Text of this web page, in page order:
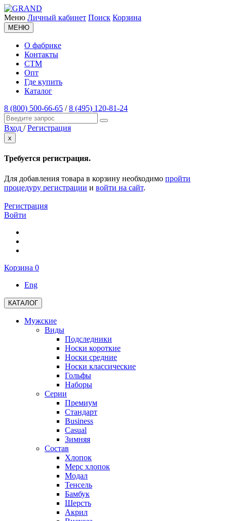
Меню Личный кабинет Поиск Корзина
МЕНЮ
О фабрике
Контакты
СТМ
Опт
Где купить
Каталог
8 (800) 500-66-65 /8 (495) 120-81-24
Вход / Регистрация
x
Требуется регистрация.
Для добавления товара в корзину необходимо пройти
процедуру регистрации и войти на сайт.
Регистрация
Войти
Корзина 0
Eng
КАТАЛОГ
Мужские
Виды
Подследники
Носки короткие
Носки средние
Носки классические
Гольфы
Наборы
Серии
Премиум
Стандарт
Business
Casual
Зимняя
Состав
Хлопок
Мерс хлопок
Модал
Тенсель
Бамбук
Шерсть
Акрил